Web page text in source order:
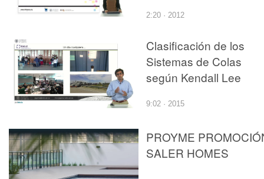
2:20 · 2012
Clasificación de los
Sistemas de Colas
según Kendall Lee
9:02 · 2015
PROYME
SALER HOMES